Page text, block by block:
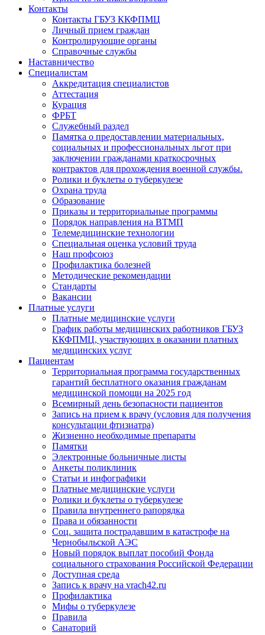
Контакты
Контакты ГБУЗ ККФПМЦ
Личный прием граждан
Контролирующие органы
Справочные службы
Наставничество
Специалистам
Аккредитация специалистов
Аттестация
Курация
ФРБТ
Служебный раздел
Памятка о предоставлении материальных,
социальных и профессиональных льгот при
заключении гражданами краткосрочных
контрактов для прохождения военной службы.
Ролики и буклеты о туберкулезе
Охрана труда
Образование
Приказы и территориальные программы
Порядок направления на ВТМП
Телемедицинские технологии
Специальная оценка условий труда
Наш профсоюз
Профилактика болезней
Методические рекомендации
Стандарты
Вакансии
Платные услуги
Платные медицинские услуги
График работы медицинских работников ГБУЗ
ККФПМЦ, участвующих в оказании платных
медицинских услуг
Пациентам
Территориальная программа государственных
гарантий бесплатного оказания гражданам
медицинской помощи на 2025 год
Всемирный день безопасности пациентов
Запись на прием к врачу (условия для получения
консультации фтизиатра)
Жизненно необходимые препараты
Памятки
Электронные больничные листы
Анкеты поликлиник
Статьи и инфографики
Платные медицинские услуги
Ролики и буклеты о туберкулезе
Правила внутреннего рапорядка
Права и обязанности
Соц. защита пострадавшим в катастрофе на
Чернобыльской АЭС
Новый порядок выплат пособий Фонда
социального страхования Российской Федерации
Доступная среда
Запись к врачу на vrach42.ru
Профилактика
Мифы о туберкулезе
Правила
Санаторий